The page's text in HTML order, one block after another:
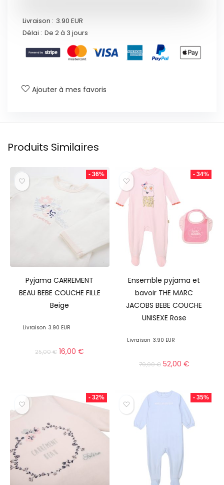
Livraison : 3.90 EUR
Délai : De 2 à 3 jours
Ajouter à mes favoris
Produits Similaires
- 36%
Pyjama CARREMENT
BEAU BEBE COUCHE FILLE
Beige
Livraison 3.90 EUR
25,00€ 16,00€
- 34%
Ensemble pyjama et
bavoir THE MARC
JACOBS BEBE COUCHE
UNISEXE Rose
Livraison 3.90 EUR
79,00€ 52,00 €
- 32% - 35%